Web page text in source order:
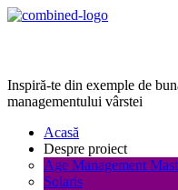
Inspiră-te din exemple de
managementului vârstei
Acasă
Despre proiect
Age Management
Solaris